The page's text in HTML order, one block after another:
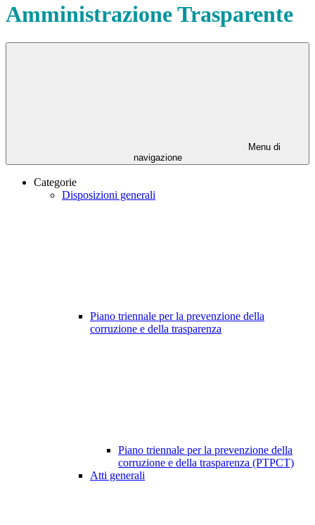
Amministrazione Trasparente
Menu di
navigazione
Categorie
Disposizioni generali
Piano triennale per la prevenzione della
corruzione e della trasparenza
Piano triennale per la prevenzione della
corruzione e della trasparenza (PTPCT)
Atti generali